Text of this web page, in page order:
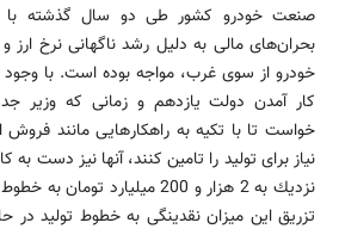
صنعت خودرو کشور طی دو سال گذشته با
بحران‌های مالی به دلیل رشد ناگهانی نرخ
خودرو از سوی غرب، مواجه بوده‌ است. با
كار آمدن دولت یازدهم و زمانی كه وزیر
خواست تا با تكیه به راهكارهایی مانند فروش
نیاز برای تولید را تامین كنند، آنها نیز دست
نزدیك به 2 هزار و 200 میلیارد
تزریق این میزان نقدینگی به خطوط تولید در